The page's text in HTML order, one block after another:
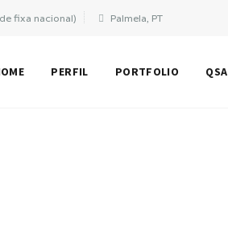
fixa nacional) Palmela, PT
PERFIL PORTFOLIO QSA